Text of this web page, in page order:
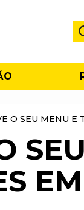
O SEU MENU E